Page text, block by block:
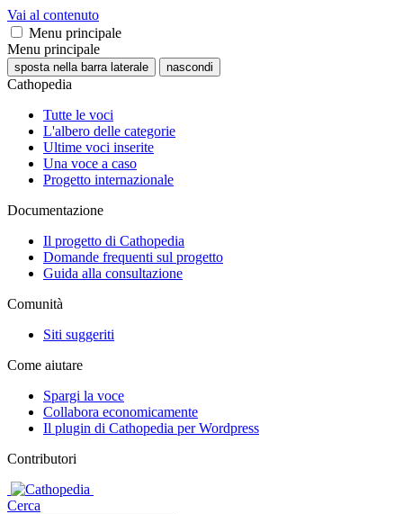
Vai al contenuto
Menu principale
Menu principale
sposta nella barra laterale nascondi
Cathopedia
Tutte le voci
L'albero delle categorie
Ultime voci inserite
Una voce a caso
Progetto internazionale
Documentazione
Il progetto di Cathopedia
Domande frequenti sul progetto
Guida alla consultazione
Comunità
Siti suggeriti
Come aiutare
Spargi la voce
Collabora economicamente
Il plugin di Cathopedia per Wordpress
Contributori
Cerca